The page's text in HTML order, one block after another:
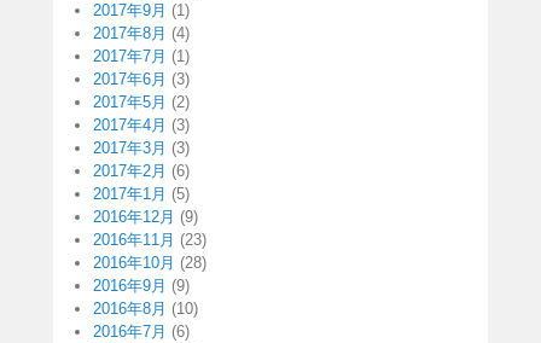
2017年9月 (1)
2017年8月 (4)
2017年7月 (1)
2017年6月 (3)
2017年5月 (2)
2017年4月 (3)
2017年3月 (3)
2017年2月 (6)
2017年1月 (5)
2016年12月 (9)
2016年11月 (23)
2016年10月 (28)
2016年9月 (9)
2016年8月 (10)
2016年7月 (6)